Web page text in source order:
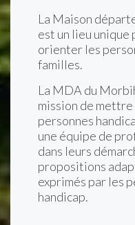
La Maison
est un lieu
orienter les
familles.
La MDA du
mission de
personnes
une équipe de
dans leurs
propositions
exprimés par les
handicap.